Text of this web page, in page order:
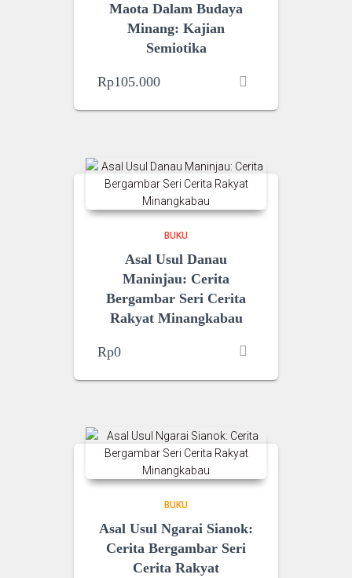
Maota Dalam Budaya
Minang: Kajian
Semiotika
Rp105.000
BUKU
Asal Usul Danau
Maninjau: Cerita
Bergambar Seri Cerita
Rakyat Minangkabau
Rp0
BUKU
Asal Usul Ngarai Sianok:
Cerita Bergambar Seri
Cerita Rakyat